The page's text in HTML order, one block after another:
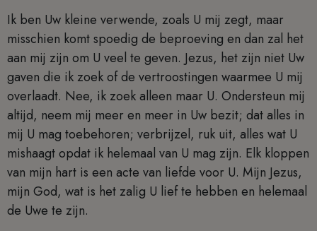
Ik ben Uw kleine verwende, zoals U mij zegt, maar
misschien komt spoedig de beproeving en dan zal het
aan mij zijn om U veel te geven. Jezus, het zijn niet Uw
gaven die ik zoek of de vertroostingen waarmee U mij
overlaadt. Nee, ik zoek alleen maar U. Ondersteun mij
altijd, neem mij meer en meer in Uw bezit; dat alles in
mij U mag toebehoren; verbrijzel, ruk uit, alles wat U
mishaagt opdat ik helemaal van U mag zijn. Elk kloppen
van mijn hart is een acte van liefde voor U. Mijn Jezus,
mijn God, wat is het zalig U lief te hebben en helemaal
de Uwe te zijn.